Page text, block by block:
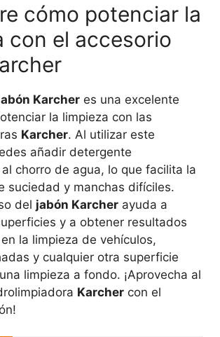
cómo potenciar la
con el accesorio
Karcher es una excelente
la limpieza con las
Karcher. Al utilizar este
añadir detergente
chorro de agua, lo que facilita la
suciedad y manchas difíciles.
del jabón Karcher ayuda a
y a obtener resultados
la limpieza de vehículos,
y cualquier otra superficie
limpieza a fondo. ¡Aprovecha al
Karcher con el